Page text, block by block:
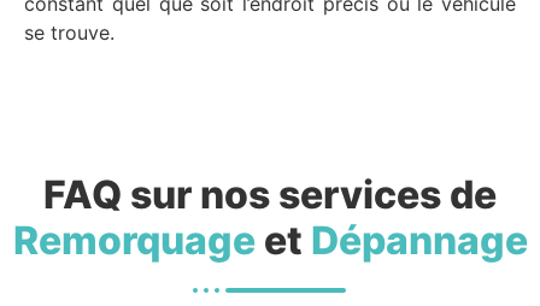
se trouve.
FAQ sur nos services de
Remorquageet Dépannage